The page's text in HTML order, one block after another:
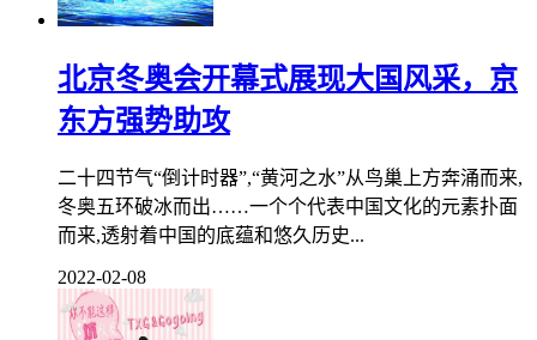
北京冬奥会开幕式展现大国风采，京
东方强势助攻
二十四节气“倒计时器”,“黄河之水”从鸟巢上方奔涌而来,
冬奥五环破冰而出……一个个代表中国文化的元素扑面
而来,透射着中国的底蕴和悠久历史...
2022-02-08